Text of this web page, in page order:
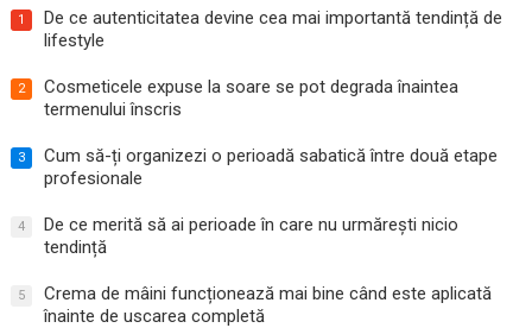
1
De ce autenticitatea devine cea mai importantă tendință de
lifestyle
2
Cosmeticele expuse la soare se pot degrada înaintea
termenului înscris
3
Cum să-ți organizezi o perioadă sabatică între două etape
profesionale
4
De ce merită să ai perioade în care nu urmărești nicio
tendință
5
Crema de mâini funcționează mai bine când este aplicată
înainte de uscarea completă